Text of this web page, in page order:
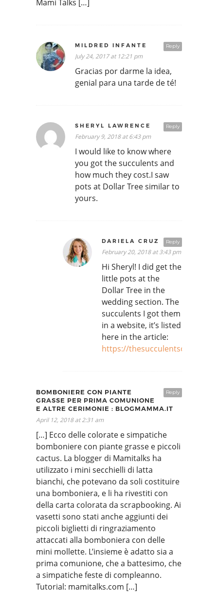
Mami Talks […]
Reply
MILDRED INFANTE
July 24, 2017 at 12:21 pm
Gracias por darme la idea,
genial para una tarde de té!
Reply
SHERYL LAWRENCE
February 9, 2018 at 6:43 pm
I would like to know where
you got the succulents and
how much they cost.I saw
pots at Dollar Tree similar to
yours.
Reply
DARIELA CRUZ
February 20, 2018 at 3:43 pm
Hi Sheryl! I did get the
little pots at the
Dollar Tree in the
wedding section. The
succulents I got them
in a website, it’s listed
here in the article:
https://
Reply
BOMBONIERE CON PIANTE
GRASSE PER PRIMA COMUNIONE
E ALTRE CERIMONIE : BLOGMAMMA.IT
April 12, 2018 at 2:31 am
[…] Ecco delle colorate e simpatiche
bomboniere con piante grasse e piccoli
cactus. La blogger di Mamitalks ha
utilizzato i mini secchielli di latta
bianchi, che potevano da soli costituire
una bomboniera, e li ha rivestiti con
della carta colorata da scrapbooking. Ai
vasetti sono stati anche aggiunti dei
piccoli biglietti di ringraziamento
attaccati alla bomboniera con delle
mini mollette. L’insieme è adatto sia a
prima comunione, che a battesimo, che
a simpatiche feste di compleanno.
Tutorial: mamitalks.com […]